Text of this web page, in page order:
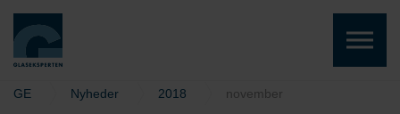
GE Nyheder 2018 november